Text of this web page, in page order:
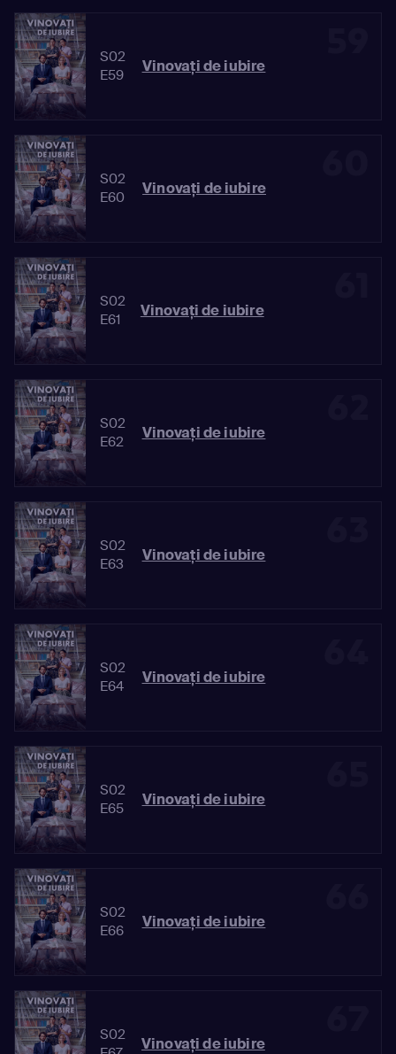
S02
E59
Vinovaţi de iubire
S02
E60
Vinovaţi de iubire
S02
E61
Vinovaţi de iubire
S02
E62
Vinovaţi de iubire
S02
E63
Vinovaţi de iubire
S02
E64
Vinovaţi de iubire
S02
E65
Vinovaţi de iubire
S02
E66
Vinovaţi de iubire
S02
Vinovaţi de iubire